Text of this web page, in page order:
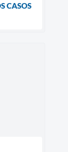
CASOS